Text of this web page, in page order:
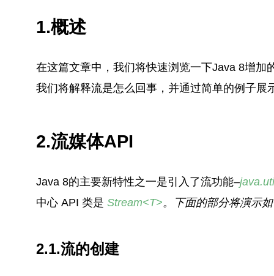
1.概述
在这篇文章中，我们将快速浏览一下Java 8增加
我们将解释流是怎么回事，并通过简单的例子展
2.流媒体API
Java 8的主要新特性之一是引入了流功能–
中心 API 类是 Stream<T>。 下面的部分将演示
2.1.流的创建